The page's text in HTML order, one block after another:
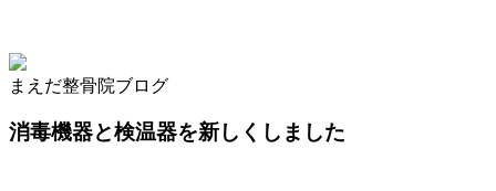
まえだ整骨院ブログ
消毒機器と検温器を新しくしました